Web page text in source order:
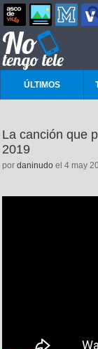
ÚLTIMOS
La canción que
2019
por daninudo el 4 may